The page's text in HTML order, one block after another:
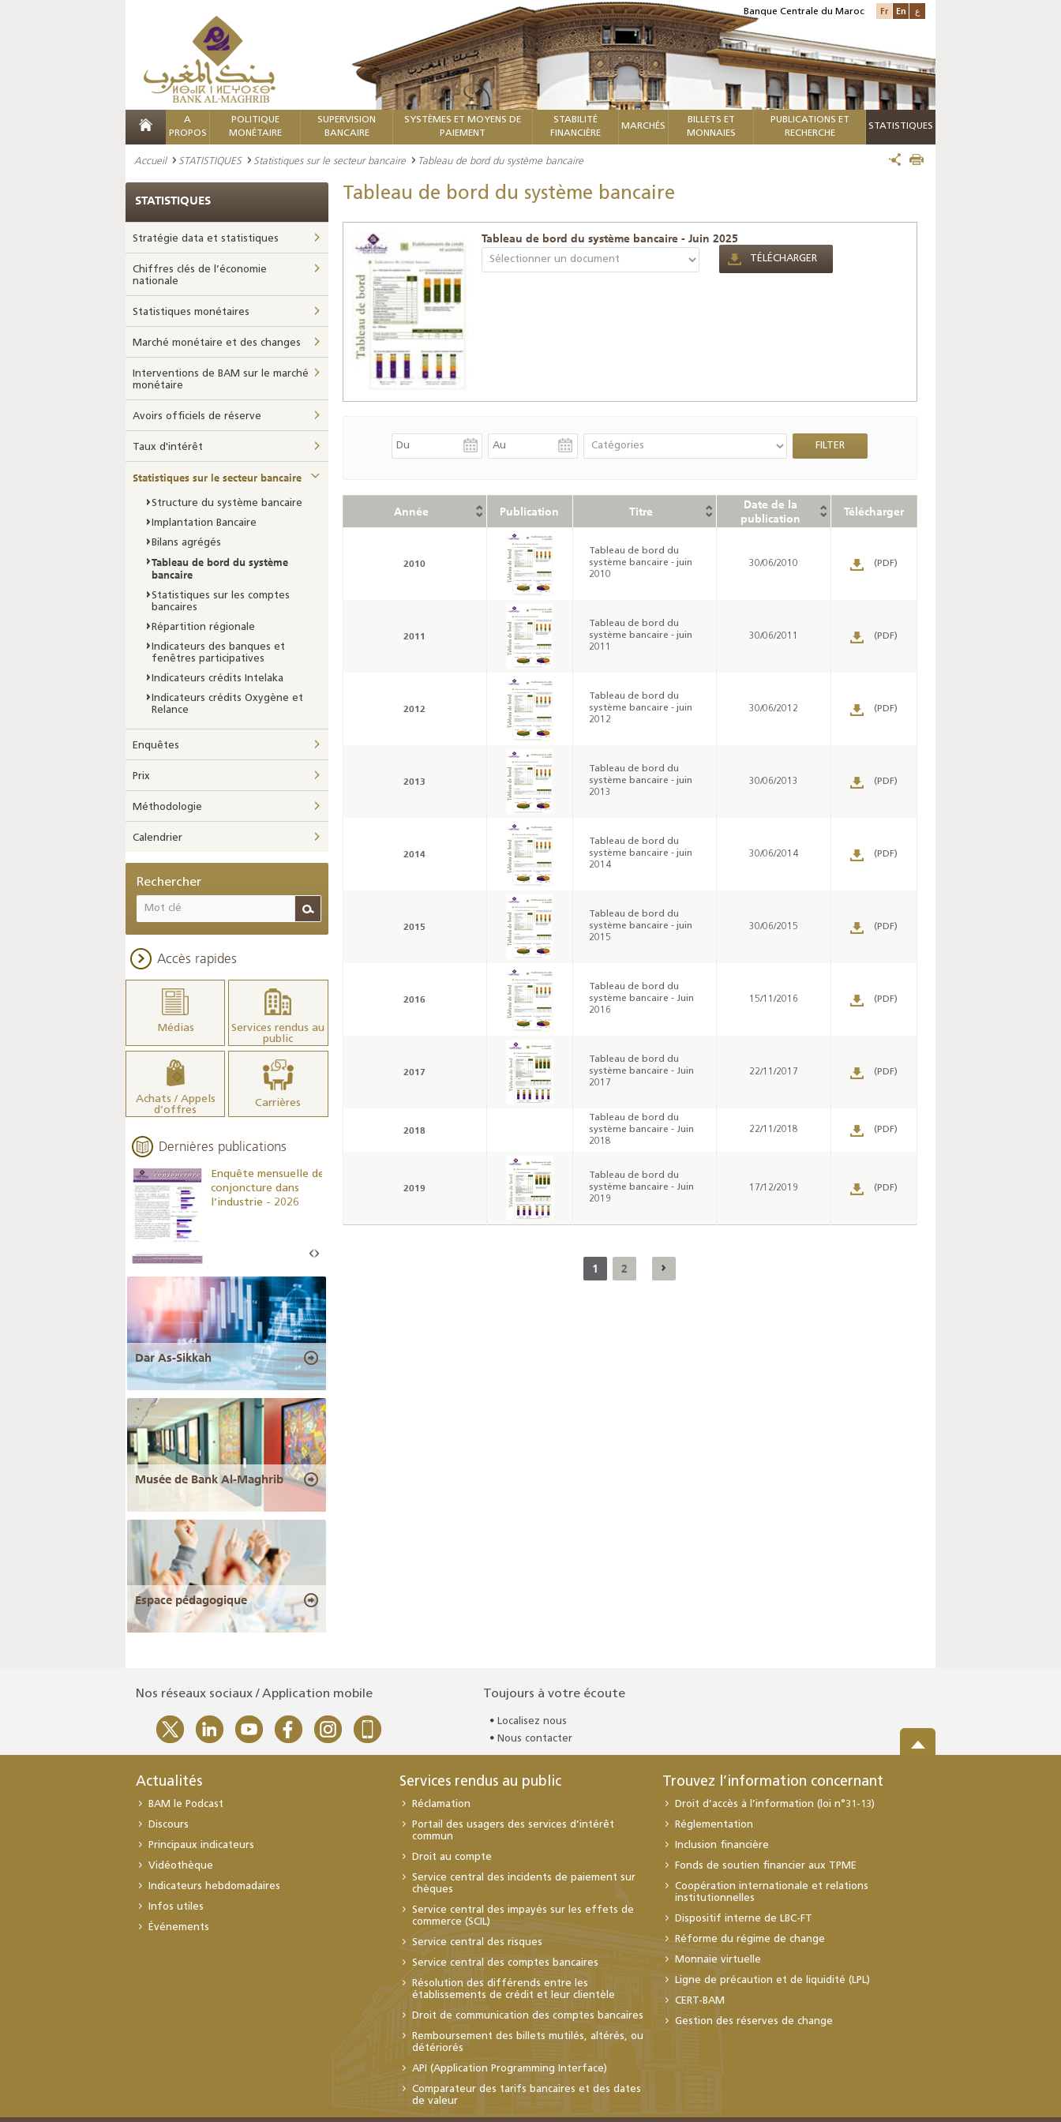
Banque Centrale du Maroc Fr En ع
A
PROPOS
POLITIQUE
MONÉTAIRE
SUPERVISION
BANCAIRE
SYSTÈMES ET MOYENS DE
PAIEMENT
STABILITÉ
FINANCIÈRE
MARCHÉS
BILLETS ET
MONNAIES
PUBLICATIONS ET
RECHERCHE
STATISTIQUES
Accueil STATISTIQUES Statistiques sur le secteur bancaire Tableau de bord du système bancaire
Tableau de bord du système bancaire
Tableau de bord du système bancaire - Juin 2025
TÉLÉCHARGER
Année Publication Titre
Date de la
publication
Télécharger
2010
Tableau de bord du
système bancaire - juin
2010
30/06/2010 (PDF)
2011
Tableau de bord du
système bancaire - juin
2011
30/06/2011 (PDF)
2012
Tableau de bord du
système bancaire - juin
2012
30/06/2012 (PDF)
2013
Tableau de bord du
système bancaire - juin
2013
30/06/2013 (PDF)
2014
Tableau de bord du
système bancaire - juin
2014
30/06/2014 (PDF)
2015
Tableau de bord du
système bancaire - juin
2015
30/06/2015 (PDF)
2016
Tableau de bord du
système bancaire - Juin
2016
15/11/2016 (PDF)
2017
Tableau de bord du
système bancaire - Juin
2017
22/11/2017 (PDF)
2018
Tableau de bord du
système bancaire - Juin
2018
22/11/2018 (PDF)
2019
Tableau de bord du
système bancaire - Juin
2019
17/12/2019 (PDF)
1 2
STATISTIQUES
Stratégie data et statistiques
Chiffres clés de l’économie
nationale
Statistiques monétaires
Marché monétaire et des changes
Interventions de BAM sur le marché
monétaire
Avoirs officiels de réserve
Taux d'intérêt
Statistiques sur le secteur bancaire
Structure du système bancaire
Implantation Bancaire
Bilans agrégés
Tableau de bord du système
bancaire
Statistiques sur les comptes
bancaires
Répartition régionale
Indicateurs des banques et
fenêtres participatives
Indicateurs crédits Intelaka
Indicateurs crédits Oxygène et
Relance
Enquêtes
Prix
Méthodologie
Calendrier
Rechercher
Accès rapides
Médias
Services rendus au
public
Achats / Appels
d’offres
Carrières
Dernières publications
Enquête mensuelle de
conjoncture dans
l’industrie - 2026
Résultats trimestriels
de l’enquête de
Indicateurs clés des
statistiques
monétaires - 2026
conjoncture dans
Dar As-Sikkah
Musée de Bank Al-Maghrib
Espace pédagogique
Nos réseaux sociaux / Application mobile Toujours à votre écoute
Localisez nous
Nous contacter
Actualités
BAM le Podcast
Discours
Principaux indicateurs
Vidéothèque
Indicateurs hebdomadaires
Infos utiles
Événements
Services rendus au public
Réclamation
Portail des usagers des services d’intérêt
commun
Droit au compte
Service central des incidents de paiement sur
chèques
Service central des impayés sur les effets de
commerce (SCIL)
Service central des risques
Service central des comptes bancaires
Résolution des différends entre les
établissements de crédit et leur clientèle
Droit de communication des comptes bancaires
Remboursement des billets mutilés, altérés, ou
détériorés
API (Application Programming Interface)
Comparateur des tarifs bancaires et des dates
de valeur
Trouvez l’information concernant
Droit d’accès à l’information (loi n°31-13)
Réglementation
Inclusion financière
Fonds de soutien financier aux TPME
Coopération internationale et relations
institutionnelles
Dispositif interne de LBC-FT
Réforme du régime de change
Monnaie virtuelle
Ligne de précaution et de liquidité (LPL)
CERT-BAM
Gestion des réserves de change